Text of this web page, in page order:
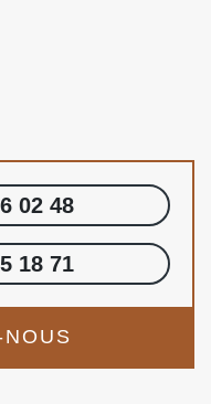
02 48
18 71